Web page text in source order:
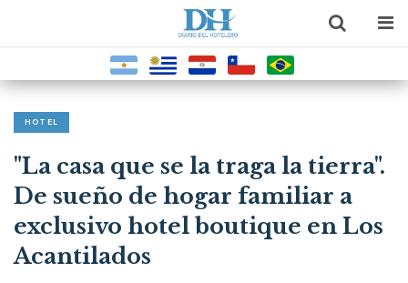
HOTEL
"La casa que se la traga la tierra".
De sueño de hogar familiar a
exclusivo hotel boutique en Los
Acantilados